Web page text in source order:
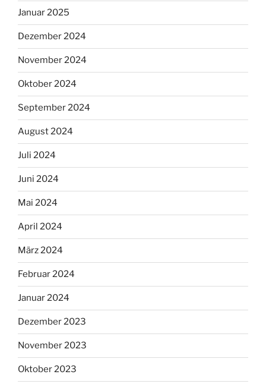
Januar 2025
Dezember 2024
November 2024
Oktober 2024
September 2024
August 2024
Juli 2024
Juni 2024
Mai 2024
April 2024
März 2024
Februar 2024
Januar 2024
Dezember 2023
November 2023
Oktober 2023